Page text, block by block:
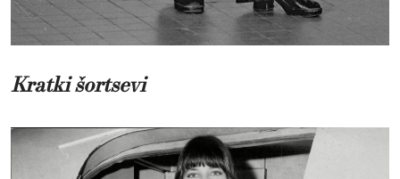
Kratki šortsevi